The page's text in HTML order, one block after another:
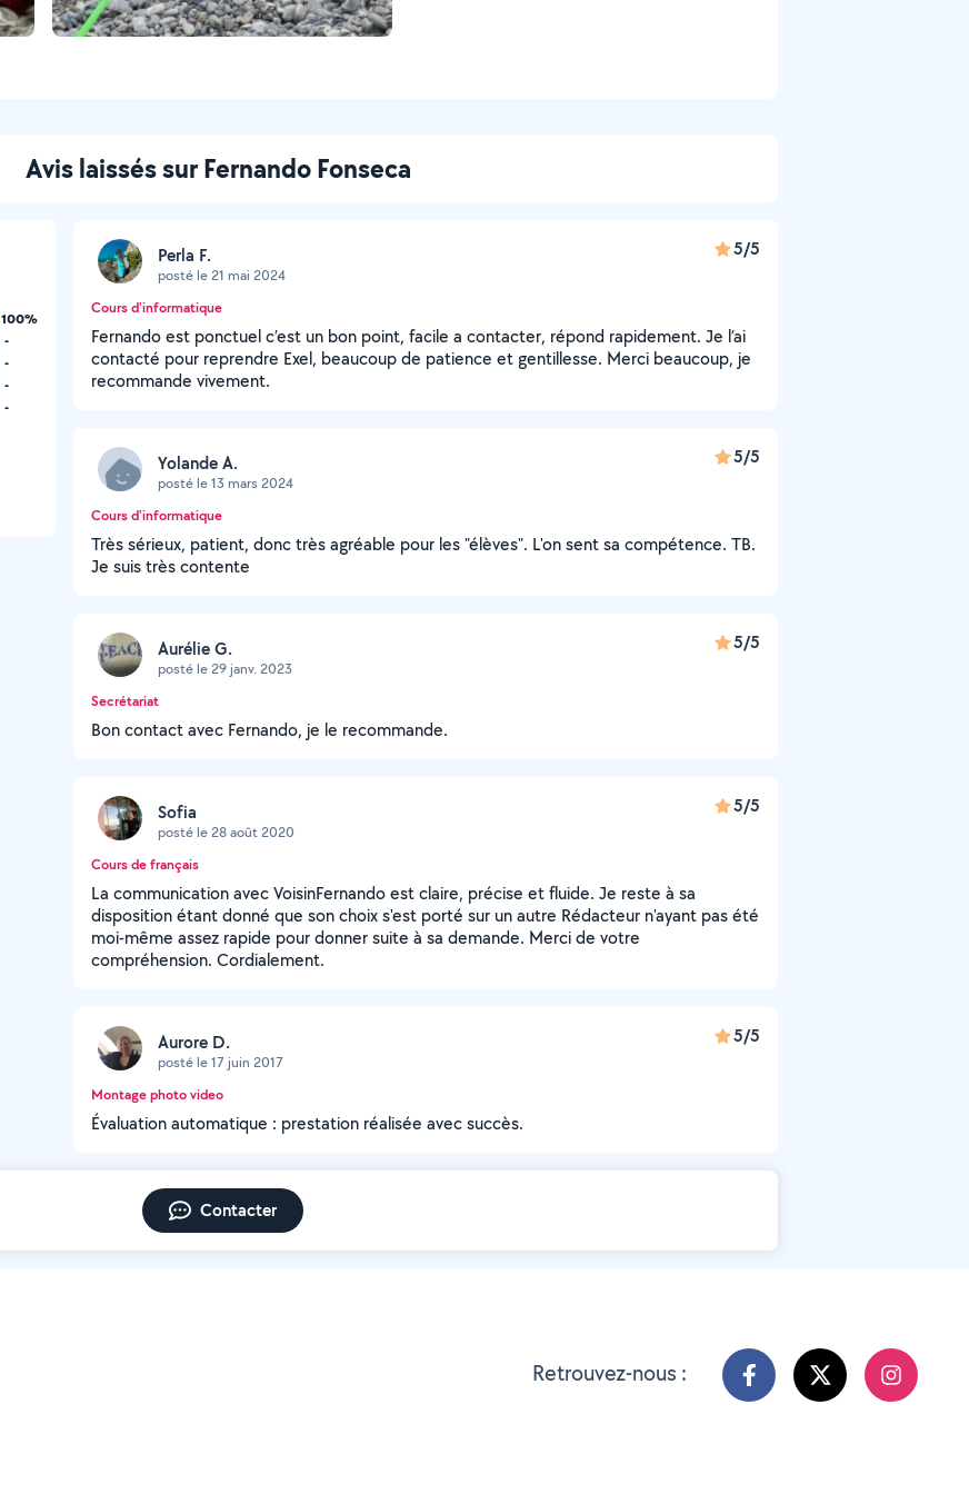
Avis laissés sur Fernando Fonseca
100%
-
-
-
-
Perla F.
posté le 21 mai 2024
5/5
Cours d'informatique
Fernando est ponctuel c’est un bon point, facile a contacter, répond rapidement. Je l’ai
contacté pour reprendre Exel, beaucoup de patience et gentillesse. Merci beaucoup, je
recommande vivement.
Yolande A.
posté le 13 mars 2024
5/5
Cours d'informatique
Très sérieux, patient, donc très agréable pour les "élèves". L'on sent sa compétence. TB.
Je suis très contente
Aurélie G.
posté le 29 janv. 2023
5/5
Secrétariat
Bon contact avec Fernando, je le recommande.
Sofia
posté le 28 août 2020
5/5
Cours de français
La communication avec VoisinFernando est claire, précise et fluide. Je reste à sa
disposition étant donné que son choix s'est porté sur un autre Rédacteur n'ayant pas été
moi-même assez rapide pour donner suite à sa demande. Merci de votre
compréhension. Cordialement.
Aurore D.
posté le 17 juin 2017
5/5
Montage photo video
Évaluation automatique : prestation réalisée avec succès.
Contacter
Retrouvez-nous :